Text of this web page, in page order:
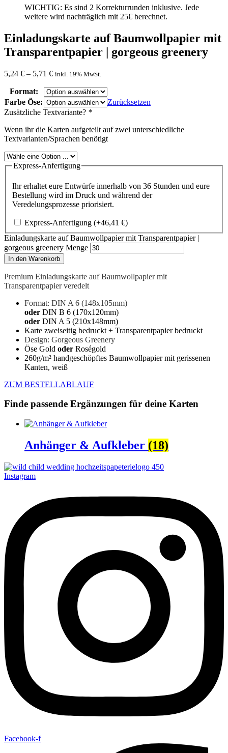
WICHTIG: Es sind 2 Korrekturrunden inklusive. Jede
weitere wird nachträglich mit 25€ berechnet.
Einladungskarte auf Baumwollpapier mit
Transparentpapier | gorgeous greenery
5,24 € – 5,71 € inkl. 19% MwSt.
Format:
Farbe Öse:
Zurücksetzen
Zusätzliche Textvariante? *
Wenn ihr die Karten aufgeteilt auf zwei unterschiedliche
Textvarianten/Sprachen benötigt
Express-Anfertigung
Ihr erhaltet eure Entwürfe innerhalb von 36 Stunden und eure
Bestellung wird im Druck und während der
Veredelungsprozesse priorisiert.
Express-Anfertigung (+46,41 €)
Einladungskarte auf Baumwollpapier mit Transparentpapier |
gorgeous greenery Menge
In den Warenkorb
Premium Einladungskarte auf Baumwollpapier mit
Transparentpapier veredelt
Format: DIN A 6 (148x105mm)
oder DIN B 6 (170x120mm)
oder DIN A 5 (210x148mm)
Karte zweiseitig bedruckt + Transparentpapier bedruckt
Design: Gorgeous Greenery
Öse Gold oder Roségold
260g/m² handgeschöpftes Baumwollpapier mit gerissenen
Kanten, weiß
ZUM BESTELLABLAUF
Finde passende Ergänzungen für deine Karten
Anhänger & Aufkleber (18)
Instagram
Facebook-f